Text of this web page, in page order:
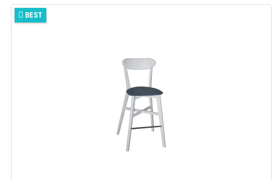
BEST